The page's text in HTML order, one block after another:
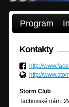
Program
Kontakty
http://
http://
Storm Club
Tachovské nám.